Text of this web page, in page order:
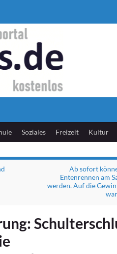
Soziales Freizeit Kultur
Ab sofort
Entenrennen am
werden. Auf die